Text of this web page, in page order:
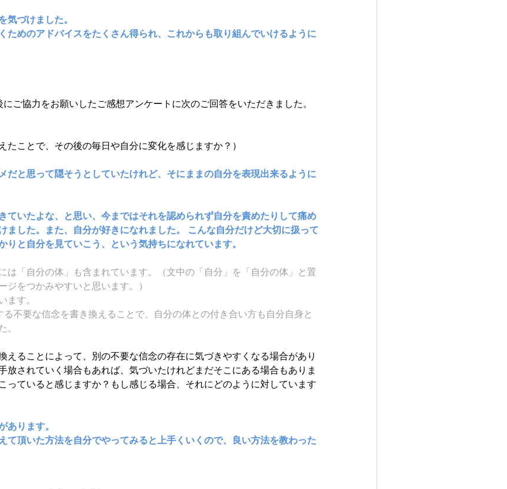
気づけました。
ためのアドバイスをたくさん得られ、これからも取り組んでいけるように
ご協力をお願いしたご感想アンケートに次のご回答をいただきました。
たことで、その後の毎日や自分に変化を感じますか？）
だと思って隠そうとしていたけれど、そにままの自分を表現出来るように
ていたよな、と思い、今まではそれを認められず自分を責めたりして痛め
ました。また、自分が好きになれました。 こんな自分だけど大切に扱って
りと自分を見ていこう、という気持ちになれています。
は「自分の体」も含まれています。（文中の「自分」を「自分の体」と置
ジをつかみやすいと思います。）
ます。
不要な信念を書き換えることで、自分の体との付き合い方も自分自身と
えることによって、別の不要な信念の存在に気づきやすくなる場合があり
放されていく場合もあれば、気づいたけれどまだそこにある場合もありま
っていると感じますか？もし感じる場合、それにどのように対しています
あります。
て頂いた方法を自分でやってみると上手くいくので、良い方法を教わった